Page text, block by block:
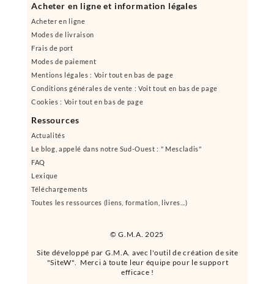
© G.M.A. 2025
Site développé par G.M.A. avec l'outil de création de site
"SiteW". Merci à toute leur équipe pour le support
efficace !
Acheter en ligne et information légales
Acheter en ligne
Modes de livraison
Frais de port
Modes de paiement
Mentions légales : Voir tout en bas de page
Conditions générales de vente : Voit tout en bas de page
Cookies : Voir tout en bas de page
Ressources
Actualités
Le blog, appelé dans notre Sud-Ouest : " Mescladis"
FAQ
Lexique
Téléchargements
Toutes les ressources (liens, formation, livres...)